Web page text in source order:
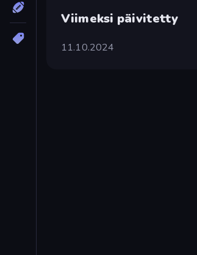
Viimeksi päivitetty
11.10.2024